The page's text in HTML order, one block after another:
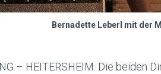
Bernadette Leberl mit der
– HEITERSHEIM. Die beiden